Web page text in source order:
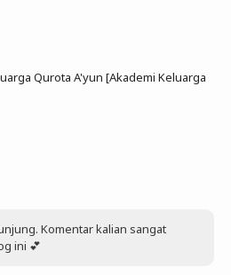
Qurota A'yun [Akademi Keluarga
Komentar kalian sangat
ini 💕